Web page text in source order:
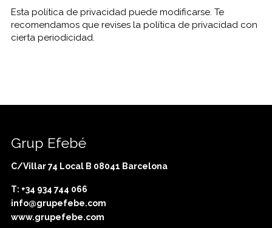
Esta política de privacidad puede modificarse. Te
recomendamos que revises la política de privacidad con
cierta periodicidad.
Grup Efebé
C/Villar 74 Local B 08041 Barcelona
T: +34 934 744 066
info@grupefebe.com
www.grupefebe.com